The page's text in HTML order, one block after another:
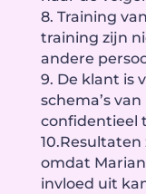
8. Training
training zijn
andere
9. De klant is
schema’s
confidentieel
omdat
invloed uit